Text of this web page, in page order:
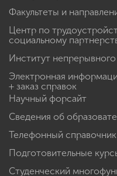
Факультеты и
Центр по
социальному
Институт
Электронная
+ заказ справок
Научный форсайт
Сведения об
Телефонный справочник
Подготовительные
Студенческий